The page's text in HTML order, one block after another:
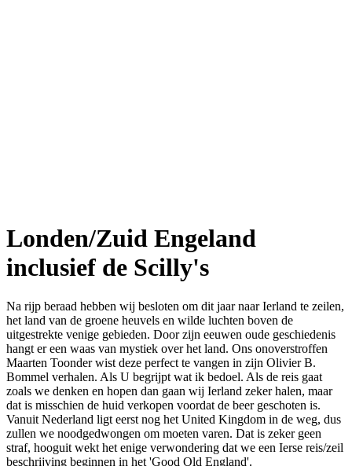
Londen/Zuid Engeland
inclusief de Scilly's
Na rijp beraad hebben wij besloten om dit jaar naar Ierland te zeilen,
het land van de groene heuvels en wilde luchten boven de
uitgestrekte venige gebieden. Door zijn eeuwen oude geschiedenis
hangt er een waas van mystiek over het land. Ons onoverstroffen
Maarten Toonder wist deze perfect te vangen in zijn Olivier B.
Bommel verhalen. Als U begrijpt wat ik bedoel. Als de reis gaat
zoals we denken en hopen dan gaan wij Ierland zeker halen, maar
dat is misschien de huid verkopen voordat de beer geschoten is.
Vanuit Nederland ligt eerst nog het United Kingdom in de weg, dus
zullen we noodgedwongen om moeten varen. Dat is zeker geen
straf, hooguit wekt het enige verwondering dat we een Ierse reis/zeil
beschrijving beginnen in het 'Good Old England'.